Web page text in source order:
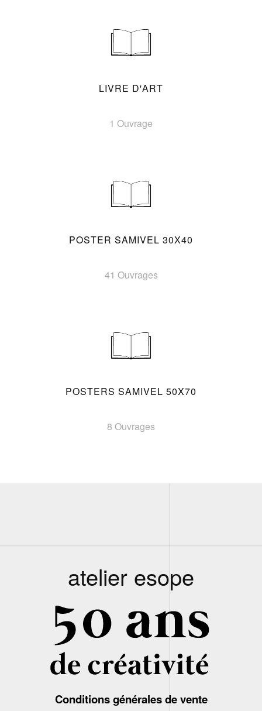
LIVRE D'ART
1 Ouvrage
POSTER SAMIVEL 30X40
41 Ouvrages
POSTERS SAMIVEL 50X70
8 Ouvrages
atelier esope
Conditions générales de vente